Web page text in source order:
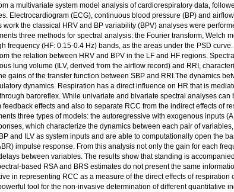
a multivariate system model analysis of cardiorespiratory data,
Electrocardiogram (ECG), continuous blood pressure (BP) and
the classical HRV and BP variability (BPV) analyses were
three methods for spectral analysis: the Fourier transform, Welch
(HF: 0.15-0.4 Hz) bands, as the areas under the PSD curve.
the relation between HRV and BPV in the LF and HF regions.
lung volume (ILV, derived from the airflow record) and RRI,
gains of the transfer function between SBP and RRI.The dynamics
dynamics. Respiration has a direct influence on HR that is
baroreflex. While univariate and bivariate spectral analyses can
effects and also to separate RCC from the indirect effects of
three types of models: the autoregressive with exogenous inputs
which characterize the dynamics between each pair of
and ILV as system inputs and are able to computationally open the
impulse response. From this analysis not only the gain for each
between variables. The results show that standing is
based RSA and BRS estimates do not present the same
in representing RCC as a measure of the direct effects of respiration
tool for the non-invasive determination of different quantitative